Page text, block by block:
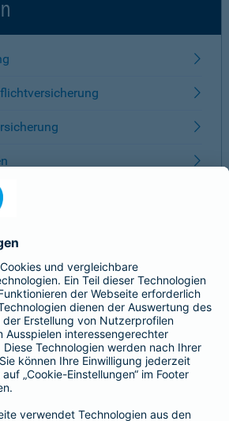
ÜBER BARMENIA
Kontakt
Karriere
Presse
Unternehmen
Anfahrt
Partner werden
ist Teil der BarmeniaGothaer